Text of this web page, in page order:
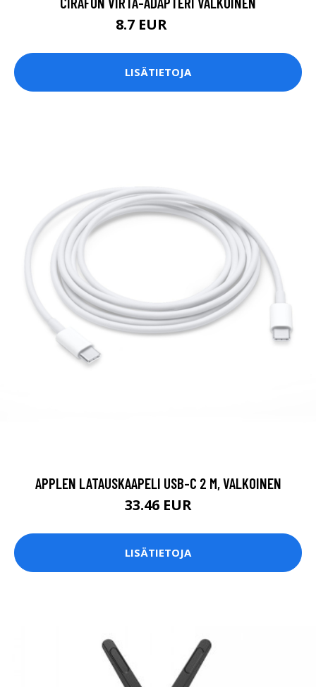
8.7 EUR
LISÄTIETOJA
APPLEN LATAUSKAAPELI USB-C 2 M, VALKOINEN
33.46 EUR
LISÄTIETOJA